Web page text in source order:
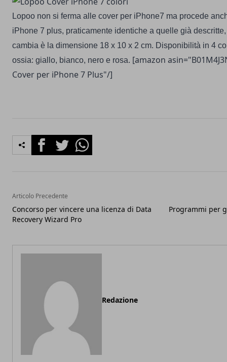
Lopoo non si ferma alle cover per iPhone7 ma procede
iPhone 7 plus, praticamente identiche a quelle già
cambia è la dimensione 18 x 10 x 2 cm. Disponibilità in 4
ossia: giallo, bianco, nero e rosa. [amazon
Cover per iPhone 7 Plus"/]
FacebookTwitterWhatsapp
Articolo Precedente
Concorso per vincere una licenza di Data
Recovery Wizard Pro
Programmi per
Redazione